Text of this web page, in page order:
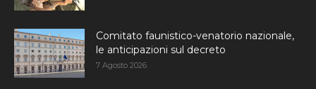
Comitato faunistico-venatorio nazionale,
le anticipazioni sul decreto
7 Agosto 2026